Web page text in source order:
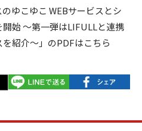
ゆこゆこ WEBサービスとシ
始 ～第一弾はLIFULLと連携
紹介～」のPDFはこちら